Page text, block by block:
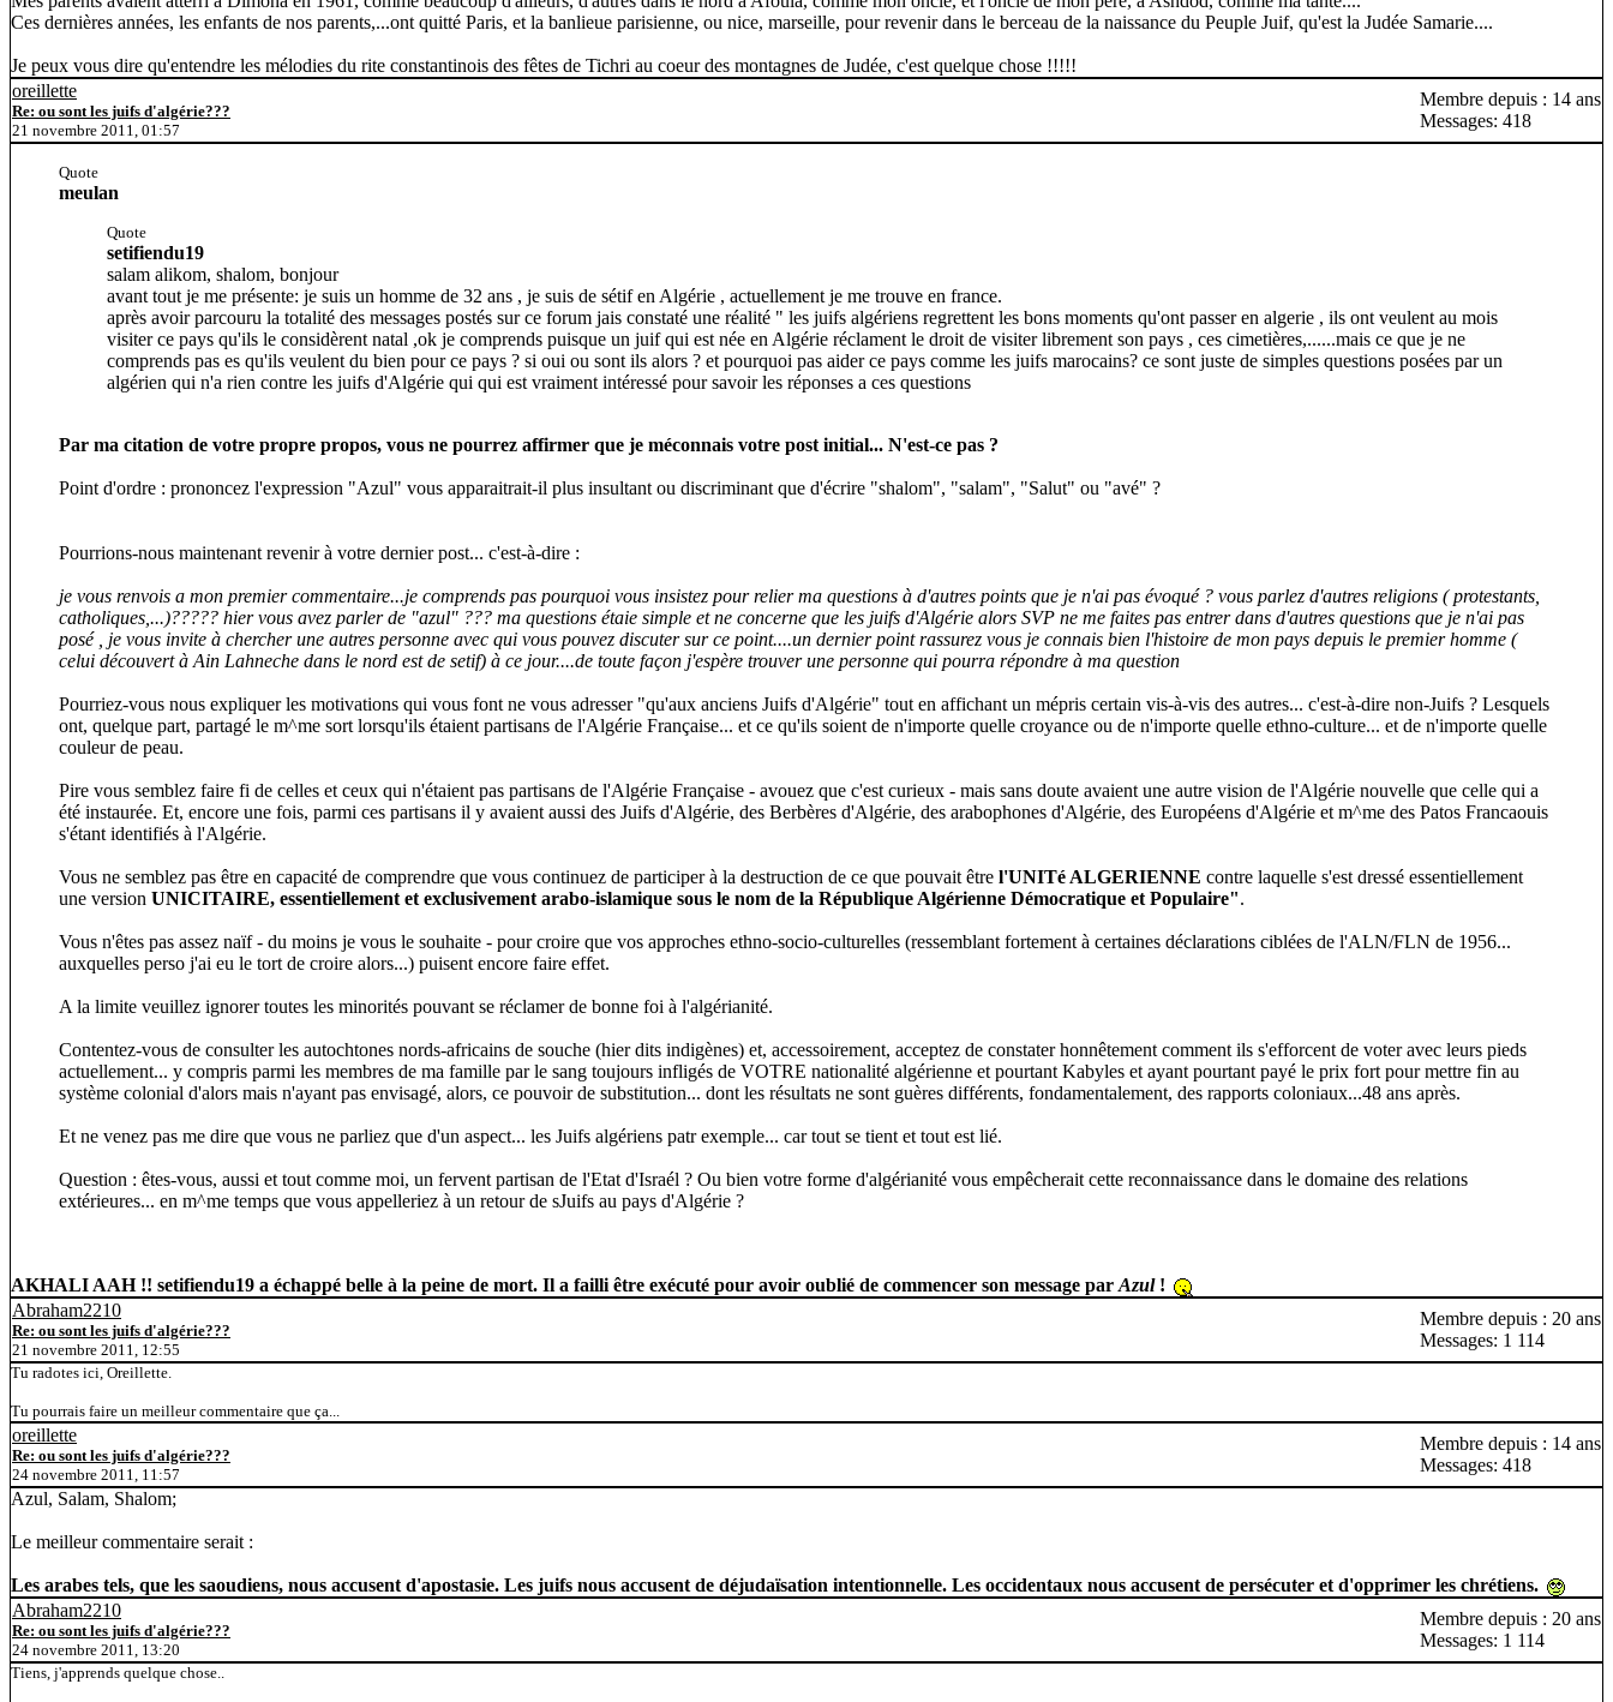
Ces dernières années, les enfants de nos parents,...ont quitté Paris, et la banlieue parisienne, ou nice, marseille, pour revenir dans le berceau de la naissance du Peuple Juif, qu'est la Judée Samarie....
Je peux vous dire qu'entendre les mélodies du rite constantinois des fêtes de Tichri au coeur des montagnes de Judée, c'est quelque chose !!!!!
oreillette
Re: ou sont les juifs d'algérie???
21 novembre 2011, 01:57
Membre depuis : 14 ans
Messages: 418
Quote
meulan
Quote
setifiendu19
salam alikom, shalom, bonjour
avant tout je me présente: je suis un homme de 32 ans , je suis de sétif en Algérie , actuellement je me trouve en france.
après avoir parcouru la totalité des messages postés sur ce forum jais constaté une réalité " les juifs algériens regrettent les bons moments qu'ont passer en algerie , ils ont veulent au mois
visiter ce pays qu'ils le considèrent natal ,ok je comprends puisque un juif qui est née en Algérie réclament le droit de visiter librement son pays , ces cimetières,......mais ce que je ne
comprends pas es qu'ils veulent du bien pour ce pays ? si oui ou sont ils alors ? et pourquoi pas aider ce pays comme les juifs marocains? ce sont juste de simples questions posées par un
algérien qui n'a rien contre les juifs d'Algérie qui qui est vraiment intéressé pour savoir les réponses a ces questions
Par ma citation de votre propre propos, vous ne pourrez affirmer que je méconnais votre post initial... N'est-ce pas ?
Point d'ordre : prononcez l'expression "Azul" vous apparaitrait-il plus insultant ou discriminant que d'écrire "shalom", "salam", "Salut" ou "avé" ?
Pourrions-nous maintenant revenir à votre dernier post... c'est-à-dire :
je vous renvois a mon premier commentaire...je comprends pas pourquoi vous insistez pour relier ma questions à d'autres points que je n'ai pas évoqué ? vous parlez d'autres religions ( protestants,
catholiques,...)????? hier vous avez parler de "azul" ??? ma questions étaie simple et ne concerne que les juifs d'Algérie alors SVP ne me faites pas entrer dans d'autres questions que je n'ai pas
posé , je vous invite à chercher une autres personne avec qui vous pouvez discuter sur ce point....un dernier point rassurez vous je connais bien l'histoire de mon pays depuis le premier homme (
celui découvert à Ain Lahneche dans le nord est de setif) à ce jour....de toute façon j'espère trouver une personne qui pourra répondre à ma question
Pourriez-vous nous expliquer les motivations qui vous font ne vous adresser "qu'aux anciens Juifs d'Algérie" tout en affichant un mépris certain vis-à-vis des autres... c'est-à-dire non-Juifs ? Lesquels
ont, quelque part, partagé le m^me sort lorsqu'ils étaient partisans de l'Algérie Française... et ce qu'ils soient de n'importe quelle croyance ou de n'importe quelle ethno-culture... et de n'importe quelle
couleur de peau.
Pire vous semblez faire fi de celles et ceux qui n'étaient pas partisans de l'Algérie Française - avouez que c'est curieux - mais sans doute avaient une autre vision de l'Algérie nouvelle que celle qui a
été instaurée. Et, encore une fois, parmi ces partisans il y avaient aussi des Juifs d'Algérie, des Berbères d'Algérie, des arabophones d'Algérie, des Européens d'Algérie et m^me des Patos Francaouis
s'étant identifiés à l'Algérie.
Vous ne semblez pas être en capacité de comprendre que vous continuez de participer à la destruction de ce que pouvait être l'UNITé ALGERIENNE contre laquelle s'est dressé essentiellement
une version UNICITAIRE, essentiellement et exclusivement arabo-islamique sous le nom de la République Algérienne Démocratique et Populaire".
Vous n'êtes pas assez naïf - du moins je vous le souhaite - pour croire que vos approches ethno-socio-culturelles (ressemblant fortement à certaines déclarations ciblées de l'ALN/FLN de 1956...
auxquelles perso j'ai eu le tort de croire alors...) puisent encore faire effet.
A la limite veuillez ignorer toutes les minorités pouvant se réclamer de bonne foi à l'algérianité.
Contentez-vous de consulter les autochtones nords-africains de souche (hier dits indigènes) et, accessoirement, acceptez de constater honnêtement comment ils s'efforcent de voter avec leurs pieds
actuellement... y compris parmi les membres de ma famille par le sang toujours infligés de VOTRE nationalité algérienne et pourtant Kabyles et ayant pourtant payé le prix fort pour mettre fin au
système colonial d'alors mais n'ayant pas envisagé, alors, ce pouvoir de substitution... dont les résultats ne sont guères différents, fondamentalement, des rapports coloniaux...48 ans après.
Et ne venez pas me dire que vous ne parliez que d'un aspect... les Juifs algériens patr exemple... car tout se tient et tout est lié.
Question : êtes-vous, aussi et tout comme moi, un fervent partisan de l'Etat d'Israél ? Ou bien votre forme d'algérianité vous empêcherait cette reconnaissance dans le domaine des relations
extérieures... en m^me temps que vous appelleriez à un retour de sJuifs au pays d'Algérie ?
AKHALI AAH !! setifiendu19 a échappé belle à la peine de mort. Il a failli être exécuté pour avoir oublié de commencer son message par Azul!
Abraham2210
Re: ou sont les juifs d'algérie???
21 novembre 2011, 12:55
Membre depuis : 20 ans
Messages: 1 114
Tu radotes ici, Oreillette.
Tu pourrais faire un meilleur commentaire que ça...
oreillette
Re: ou sont les juifs d'algérie???
24 novembre 2011, 11:57
Membre depuis : 14 ans
Messages: 418
Azul, Salam, Shalom;
Le meilleur commentaire serait :
Les arabes tels, que les saoudiens, nous accusent d'apostasie. Les juifs nous accusent de déjudaïsation intentionnelle. Les occidentaux nous accusent de persécuter et d'opprimer les chrétiens.
Abraham2210
Re: ou sont les juifs d'algérie???
24 novembre 2011, 13:20
Membre depuis : 20 ans
Messages: 1 114
Tiens, j'apprends quelque chose..